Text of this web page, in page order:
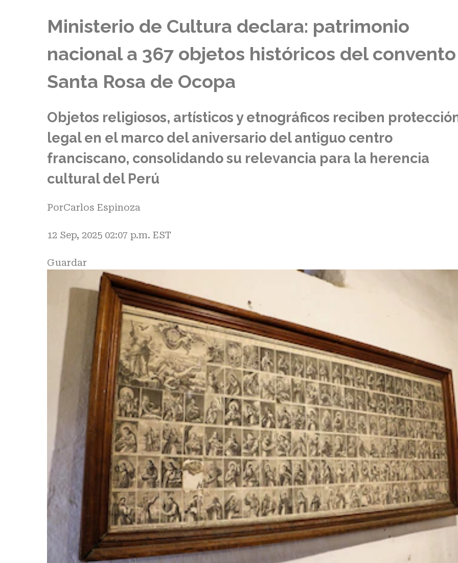
Ministerio de Cultura declara: patrimonio
nacional a 367 objetos históricos del convento
Santa Rosa de Ocopa
Objetos religiosos, artísticos y etnográficos reciben
legal en el marco del aniversario del antiguo centro
franciscano, consolidando su relevancia para la herencia
cultural del Perú
PorCarlos Espinoza
12 Sep, 2025 02:07 p.m. EST
Guardar